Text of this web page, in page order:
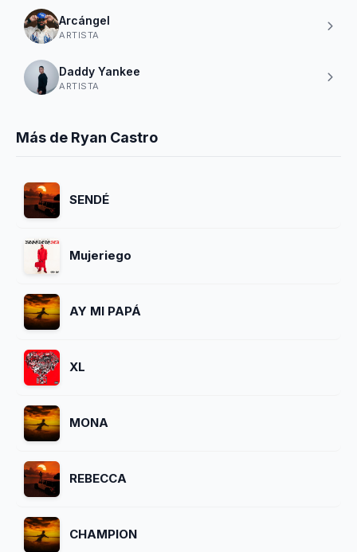
Arcángel
ARTISTA
Daddy Yankee
ARTISTA
Más de Ryan Castro
SENDÉ
Mujeriego
AY MI PAPÁ
XL
MONA
REBECCA
CHAMPION